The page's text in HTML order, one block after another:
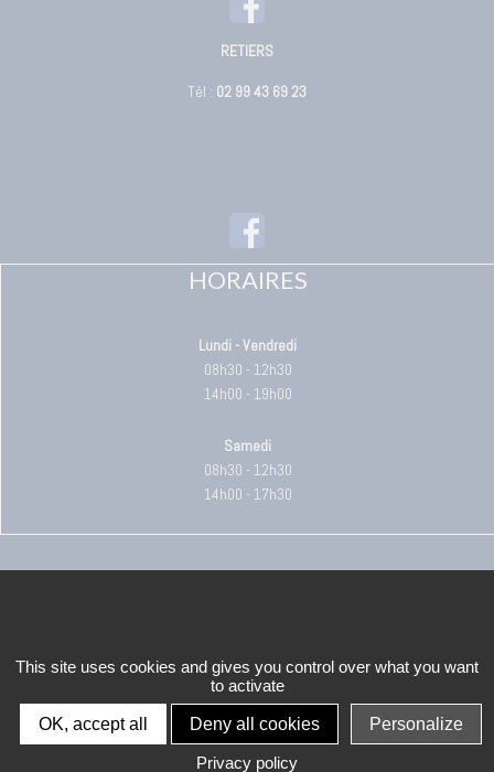
RETIERS
Tél : 02 99 43 69 23
HORAIRES
Lundi - Vendredi
08h30 - 12h30
14h00 - 19h00
Samedi
08h30 - 12h30
14h00 - 17h30
−
This site uses cookies and gives you control over what you want
to activate
OK, accept all Deny all cookies Personalize
Privacy policy